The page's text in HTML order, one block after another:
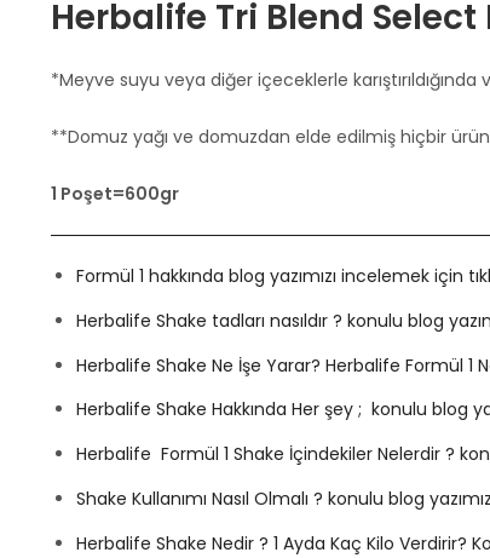
Herbalife Tri Blend
*Meyve suyu veya diğer içeceklerle
**Domuz yağı ve domuzdan elde edilmiş hiçbir
1 Poşet=600gr
Formül 1 hakkında blog yazımızı incelemek için
Herbalife Shake tadları nasıldır ? konulu blog
Herbalife Shake Ne İşe Yarar? Herbalife Formül 1
Herbalife Shake Hakkında Her şey ; konulu blog
Herbalife Formül 1 Shake İçindekiler Nelerdir ?
Shake Kullanımı Nasıl Olmalı ? konulu blog
Herbalife Shake Nedir ? 1 Ayda Kaç Kilo Verdirir?